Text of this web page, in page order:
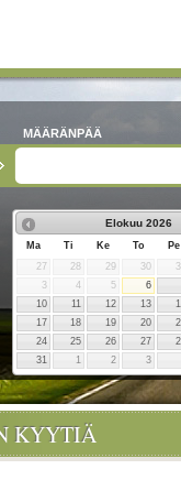
MÄÄRÄNPÄÄ
Elokuu 2026
Ma Ti Ke To
Pe
27
28 29 30
3
4 5
6
10
11 12 13
17
18 19 20
24
25 26 27
31
1 2 3
KYYTIÄ